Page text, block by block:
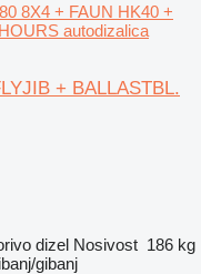
8X4 + FAUN HK40 +
autodizalica
+ BALLASTBL.
dizel Nosivost 186 kg
gibanj